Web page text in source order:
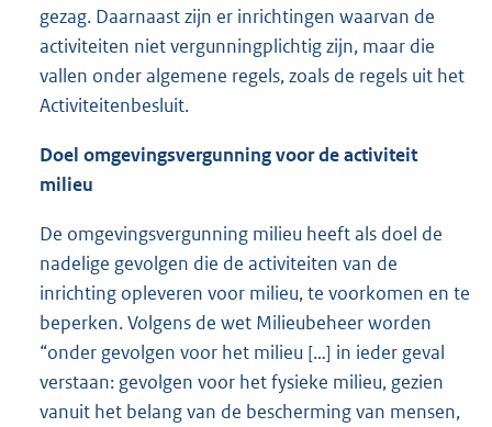
gezag. Daarnaast zijn er inrichtingen waarvan de
activiteiten niet vergunningplichtig zijn, maar die
vallen onder algemene regels, zoals de regels uit het
Activiteitenbesluit.
Doel omgevingsvergunning voor de activiteit
milieu
De omgevingsvergunning milieu heeft als doel de
nadelige gevolgen die de activiteiten van de
inrichting opleveren voor milieu, te voorkomen en te
beperken. Volgens de wet Milieubeheer worden
“onder gevolgen voor het milieu […] in ieder geval
verstaan: gevolgen voor het fysieke milieu, gezien
vanuit het belang van de bescherming van mensen,